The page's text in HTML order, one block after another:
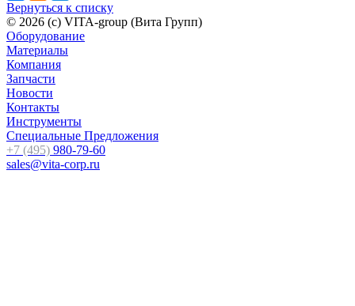
Вернуться к списку
© 2026 (c) VITA-group (Вита Групп)
Оборудование
Материалы
Компания
Запчасти
Новости
Контакты
Инструменты
Специальные Предложения
+7 (495) 980-79-60
sales@vita-corp.ru